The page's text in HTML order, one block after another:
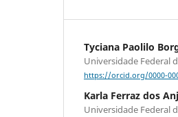
Tyciana Paolilo
Universidade Federal
https://orcid.org/0000-
Karla Ferraz dos
Universidade Federal